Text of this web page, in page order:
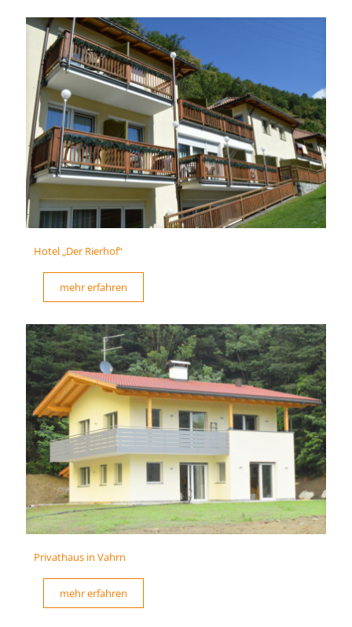
Hotel „Der Rierhof“
mehr erfahren
Privathaus in Vahrn
mehr erfahren